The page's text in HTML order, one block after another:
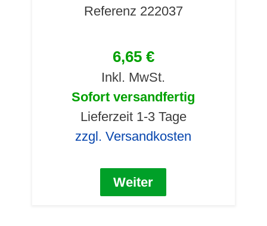
Referenz 222037
6,65 €
Inkl. MwSt.
Sofort versandfertig
Lieferzeit 1-3 Tage
zzgl. Versandkosten
Weiter